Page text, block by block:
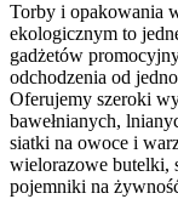
Torby i opakowania
ekologicznym to
gadżetów
odchodzenia od
Oferujemy szeroki
bawełnianych,
siatki na owoce i
wielorazowe butelki,
pojemniki na